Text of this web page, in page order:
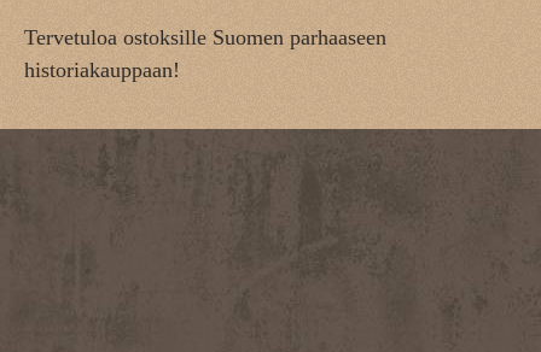
Tervetuloa ostoksille Suomen parhaaseen
historiakauppaan!